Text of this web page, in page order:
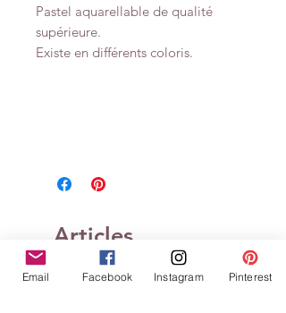
Pastel aquarellable de qualité
supérieure.
Existe en différents coloris.
Articles
similaires
Email Facebook Instagram Pinterest